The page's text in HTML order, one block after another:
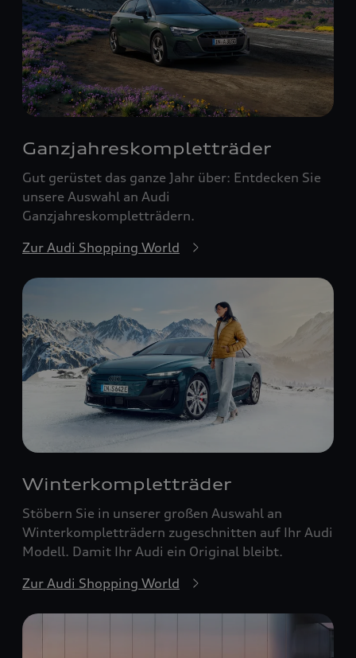
Ganzjahreskomplett­räder
Gut gerüstet das ganze Jahr über: Entdecken Sie
unsere Auswahl an Audi
Ganzjahreskompletträdern.
Zur Audi Shopping World
Winterkompletträder
Stöbern Sie in unserer großen Auswahl an
Winterkompletträdern zugeschnitten auf Ihr Audi
Modell. Damit Ihr Audi ein Original bleibt.
Zur Audi Shopping World